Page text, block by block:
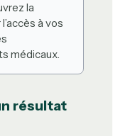
la
à vos
médicaux.
résultat